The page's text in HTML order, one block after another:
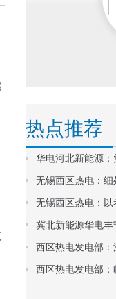
热点推荐
无锡西区热电：
无锡西区热电：
冀北新能源华电
西区热电发电部
西区热电发电部